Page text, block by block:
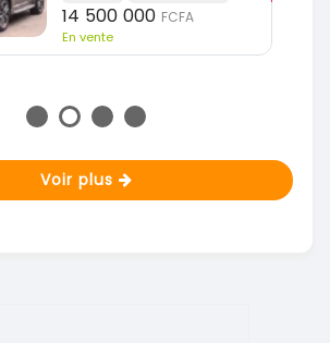
14 500 000 FCFA
En vente
Voir plus